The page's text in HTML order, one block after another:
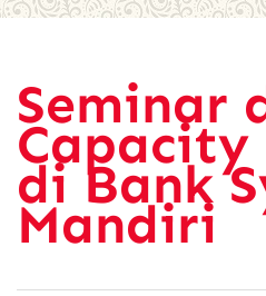
Seminar
di Bank
Mandiri